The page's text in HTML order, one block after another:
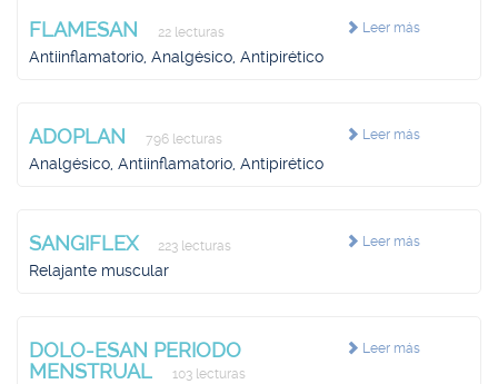
Leer más
FLAMESAN 22 lecturas
Antiinflamatorio, Analgésico, Antipirético
Leer más
ADOPLAN 796 lecturas
Analgésico, Antiinflamatorio, Antipirético
Leer más
SANGIFLEX 223 lecturas
Relajante muscular
Leer más
DOLO-ESAN PERIODO
MENSTRUAL
103 lecturas